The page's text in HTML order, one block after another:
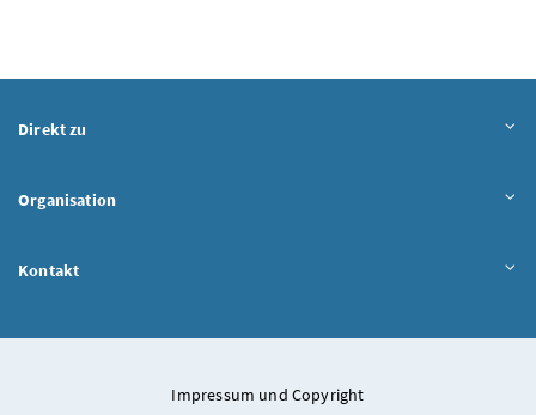
Direkt zu
Organisation
Kontakt
Impressum und Copyright